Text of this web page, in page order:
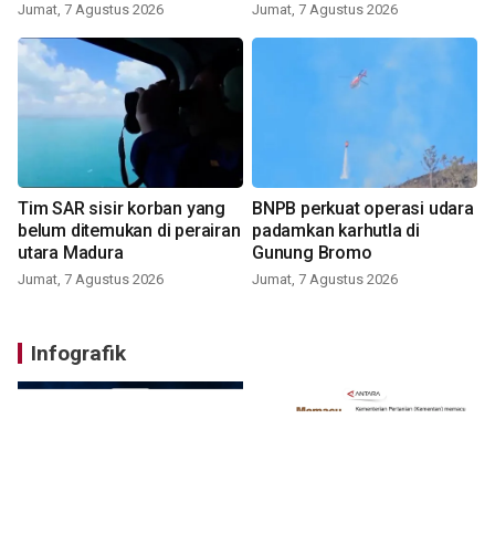
Jumat, 7 Agustus 2026 Jumat, 7 Agustus 2026
Tim SAR sisir korban yang
belum ditemukan di perairan
utara Madura
Jumat, 7 Agustus 2026
BNPB perkuat operasi udara
padamkan karhutla di
Gunung Bromo
Jumat, 7 Agustus 2026
Infografik